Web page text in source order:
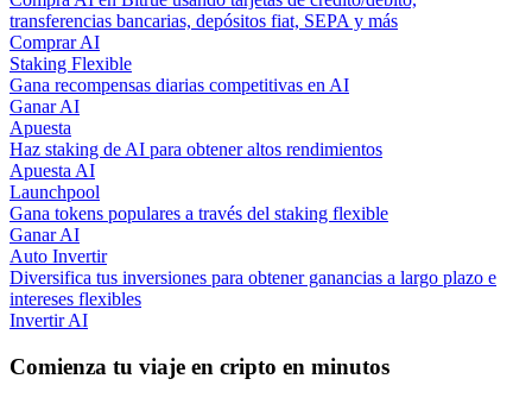
Aprenda cómo mantenerse rentable
Earn
transferencias bancarias, depósitos fiat, SEPA y más
Comprar AI
Staking Flexible
Gana recompensas diarias competitivas en AI
Ganar AI
Apuesta
Haz staking de AI para obtener altos rendimientos
Apuesta AI
Launchpool
Gana tokens populares a través del staking flexible
Ganar AI
Auto Invertir
Diversifica tus inversiones para obtener ganancias a largo plazo e
intereses flexibles
Invertir AI
Comienza tu viaje en cripto en minutos